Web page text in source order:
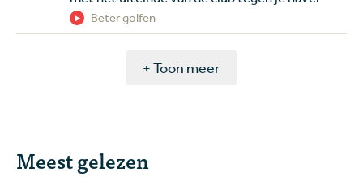
Beter golfen
+ Toon meer
Meest gelezen